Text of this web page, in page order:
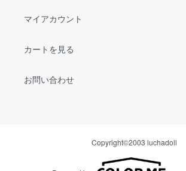
マイアカウント
カートを見る
お問い合わせ
Copyright©2003 luchadoll